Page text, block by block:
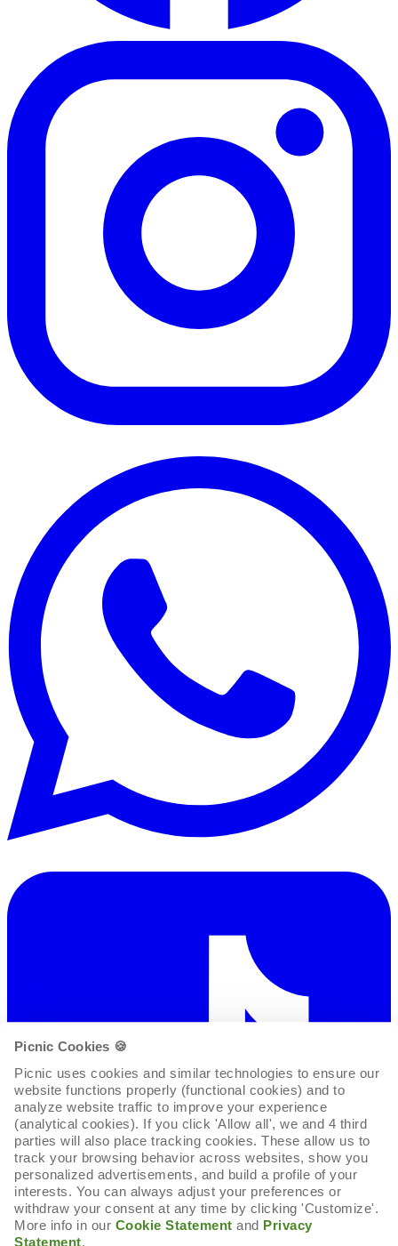
Picnic Cookies 🍪
Picnic uses cookies and similar technologies to ensure our
website functions properly (functional cookies) and to
analyze website traffic to improve your experience
(analytical cookies). If you click 'Allow all', we and 4 third
parties will also place tracking cookies. These allow us to
track your browsing behavior across websites, show you
personalized advertisements, and build a profile of your
interests. You can always adjust your preferences or
withdraw your consent at any time by clicking 'Customize'.
More info in our Cookie Statement and Privacy
Statement.